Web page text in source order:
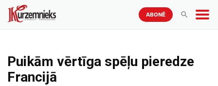
ABONĒ
Puikām vērtīga spēļu pieredze
Francijā